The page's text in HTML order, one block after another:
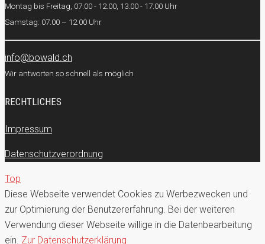
Montag bis Freitag, 07.00 - 12.00, 13.00 - 17.00 Uhr
Samstag: 07.00 – 12.00 Uhr
info@bowald.ch
Wir antworten so schnell als möglich
RECHTLICHES
Impressum
Datenschutzverordnung
Top
Diese Webseite verwendet Cookies zu Werbezwecken und
zur Optimierung der Benutzererfahrung. Bei der weiteren
Verwendung dieser Webseite willige in die Datenbearbeitung
ein. Zur Datenschutzerklärung